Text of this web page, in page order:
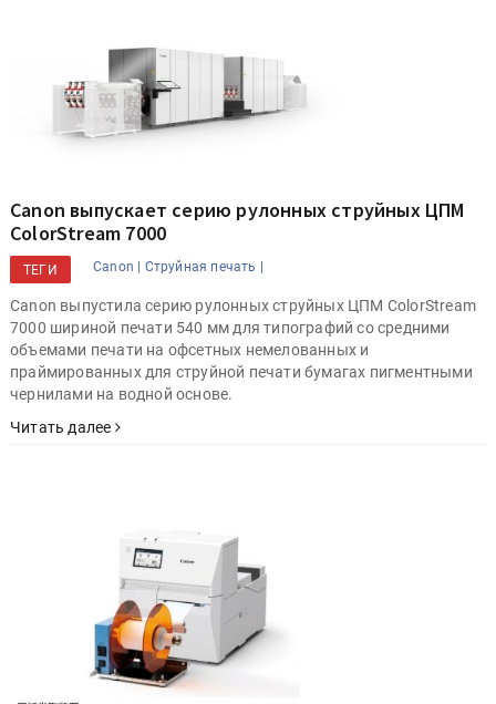
Canon выпускает серию рулонных струйных ЦПМ
ColorStream 7000
ТЕГИ Canon | Струйная печать |
Canon выпустила серию рулонных струйных ЦПМ ColorStream
7000 шириной печати 540 мм для типографий со средними
объемами печати на офсетных немелованных и
праймированных для струйной печати бумагах пигментными
чернилами на водной основе.
Читать далее